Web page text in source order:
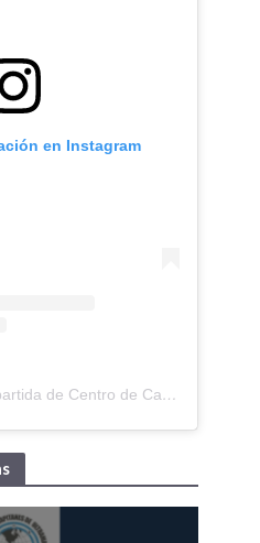
en Instagram
Una publicación compartida de Centro de Capitanes y Oficiales de Ultramar (@capitanesdeultramar)